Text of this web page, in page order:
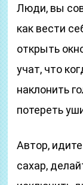
Люди, вы
как вести
открыть
учат, что
наклонить
потереть
Автор,
сахар,